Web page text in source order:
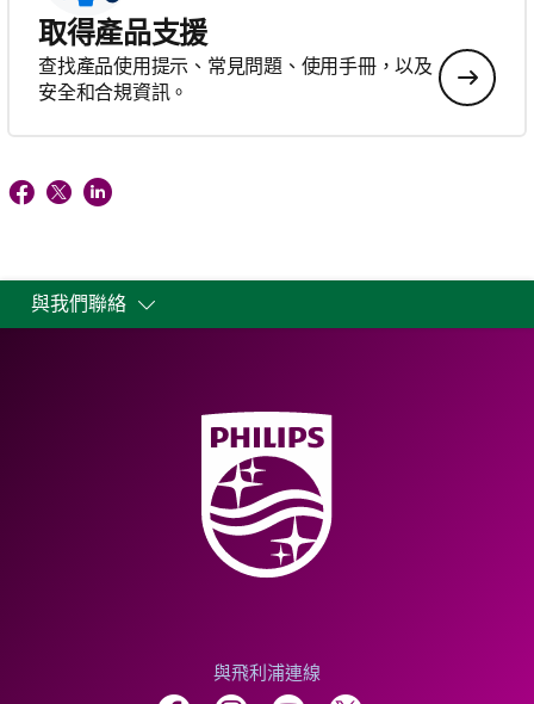
取得產品支援
查找產品使用提示、常見問題、使用手冊，以及
安全和合規資訊。
與我們聯絡
與飛利浦連線